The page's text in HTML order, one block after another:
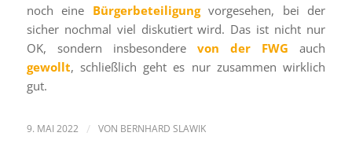
noch eine Bürgerbeteiligungvorgesehen, bei der
sicher nochmal viel diskutiert wird. Das ist nicht nur
OK, sondern insbesondere von der FWG auch
gewollt, schließlich geht es nur zusammen wirklich
gut.
9. MAI 2022 / VON BERNHARD SLAWIK